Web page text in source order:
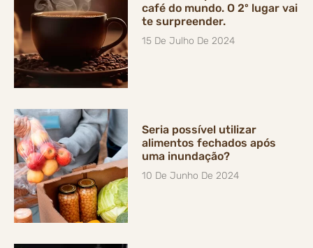
café do mundo. O 2º lugar vai
te surpreender.
15 De Julho De 2024
Seria possível utilizar
alimentos fechados após
uma inundação?
10 De Junho De 2024